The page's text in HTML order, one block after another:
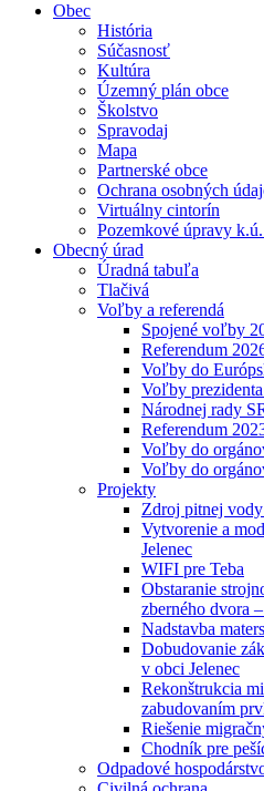
Obec
História
Súčasnosť
Kultúra
Územný plán obce
Školstvo
Spravodaj
Mapa
Partnerské obce
Ochrana osobných
Virtuálny cintorín
Pozemkové úpravy k.ú.
Obecný úrad
Úradná tabuľa
Tlačivá
Voľby a referendá
Spojené voľby
Referendum
Voľby do
Voľby
Národnej rady
Referendum
Voľby do
Voľby do
Projekty
Zdroj pitnej
Vytvorenie a
Jelenec
WIFI pre Teba
Obstaranie
zberného dvora
Nadstavba
Dobudovanie
v obci Jelenec
Rekonštrukcia
zabudovaním
Riešenie
Chodník pre
Odpadové